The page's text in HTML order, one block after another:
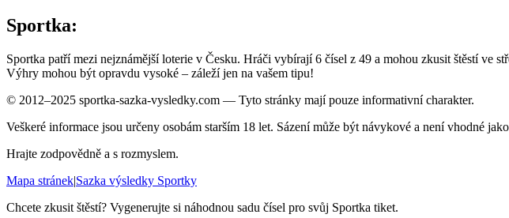
Sportka:
Sportka patří mezi nejznámější loterie v Česku. Hráči vybírají 6 čísel z 49 a mohou zkusit štěstí ve
Výhry mohou být opravdu vysoké – záleží jen na vašem tipu!
© 2012–2025 sportka-sazka-vysledky.com — Tyto stránky mají pouze informativní charakter.
Veškeré informace jsou určeny osobám starším 18 let. Sázení může být návykové a není vhodné
Hrajte zodpovědně a s rozmyslem.
Mapa stránek|Sazka výsledky Sportky
Chcete zkusit štěstí? Vygenerujte si náhodnou sadu čísel pro svůj Sportka tiket.